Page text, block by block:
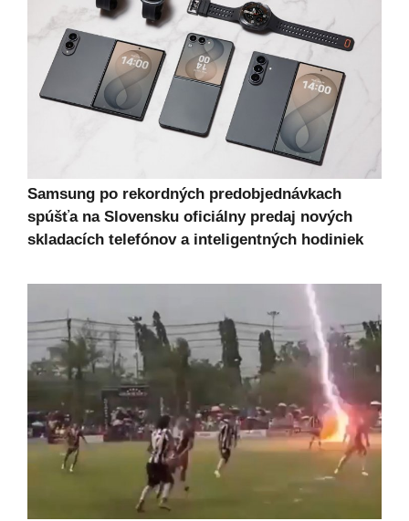
Samsung po rekordných predobjednávkach
spúšťa na Slovensku oficiálny predaj nových
skladacích telefónov a inteligentných hodiniek